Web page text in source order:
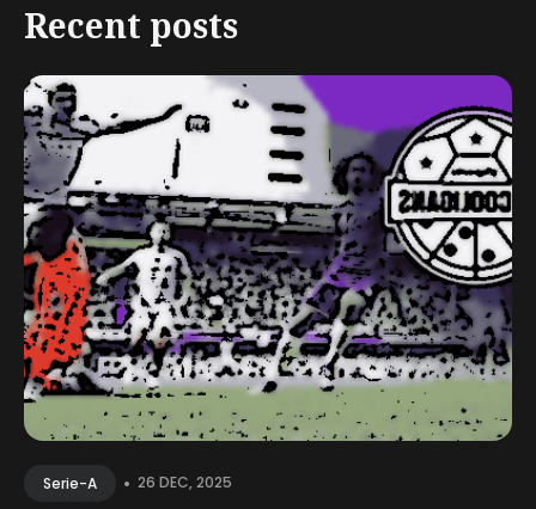
Recent posts
Serie-A • 26 DEC, 2025